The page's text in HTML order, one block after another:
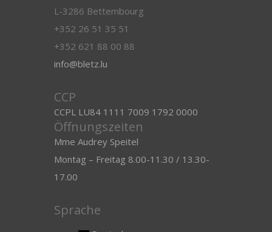
L-3286 Bettembourg
+352 26 51 35 51
+352 621 88 00 88
info@bletz.lu
CCP
CCPL LU84 1111 7009 1792 0000
Öffnungszeiten
Mme Audrey Speitel
Montag – Freitag 8.00-11.30 / 13.30-
17.00
Sprache